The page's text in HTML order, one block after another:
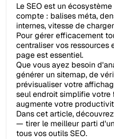
Le SEO est un
compte : balises méta,
internes, vitesse de
Pour gérer efficacement
centraliser vos ressources
page est essentiel.
Que vous ayez besoin
générer un sitemap, de
prévisualiser votre
seul endroit simplifie
augmente votre
Dans cet article,
— tirer le meilleur parti
tous vos outils SEO.